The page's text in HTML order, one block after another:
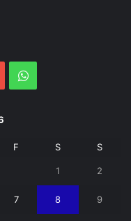
YouTubeWhatsApp
F S S
1 2
7 8 9